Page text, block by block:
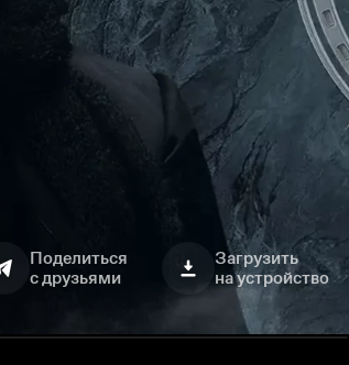
Поделиться
с друзьями
Загрузить
на устройство